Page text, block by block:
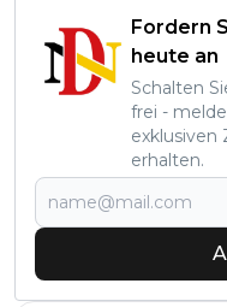
Fordern
heute an
Schalten
frei -
exklusiven
erhalten.